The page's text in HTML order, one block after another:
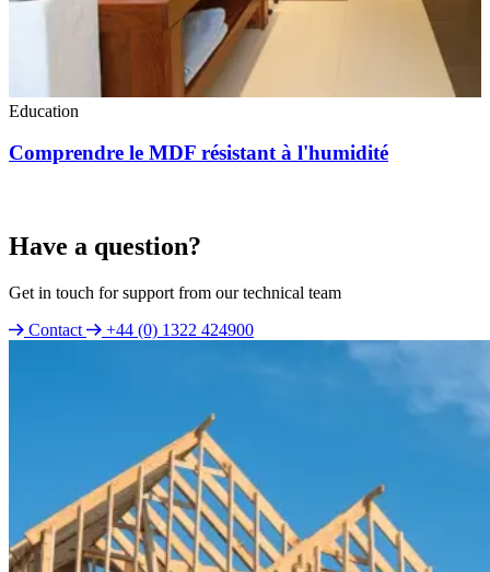
Education
Comprendre le MDF résistant à l'humidité
Have a question?
Get in touch for support from our technical team
Contact
+44 (0) 1322 424900